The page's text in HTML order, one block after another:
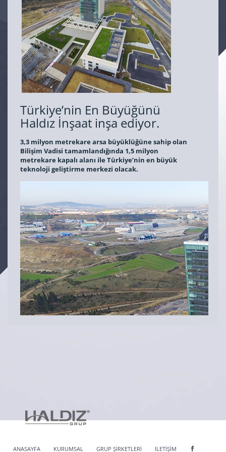
Türkiye’nin En Büyüğünü
Haldız İnşaat inşa ediyor.
3,3 milyon metrekare arsa büyüklüğüne sahip olan
Bilişim Vadisi tamamlandığında 1,5 milyon
metrekare kapalı alanı ile Türkiye’nin en büyük
teknoloji geliştirme merkezi olacak.
ANASAYFA KURUMSAL GRUP ŞİRKETLERİ İLETİŞİM